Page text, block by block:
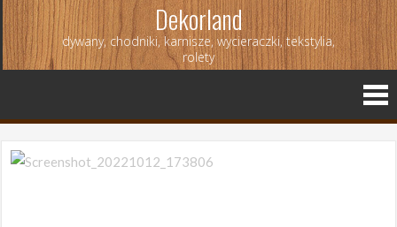
Dekorland
dywany, chodniki, karnisze, wycieraczki, tekstylia,
rolety